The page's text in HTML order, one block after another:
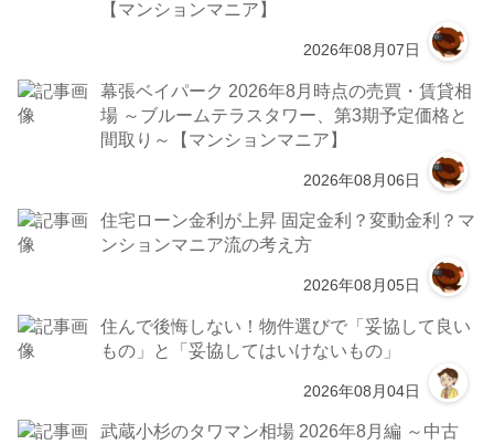
【マンションマニア】
2026年08月07日
幕張ベイパーク 2026年8月時点の売買・賃貸相
場 ～ブルームテラスタワー、第3期予定価格と
間取り～【マンションマニア】
2026年08月06日
住宅ローン金利が上昇 固定金利？変動金利？マ
ンションマニア流の考え方
2026年08月05日
住んで後悔しない！物件選びで「妥協して良い
もの」と「妥協してはいけないもの」
2026年08月04日
武蔵小杉のタワマン相場 2026年8月編 ～中古